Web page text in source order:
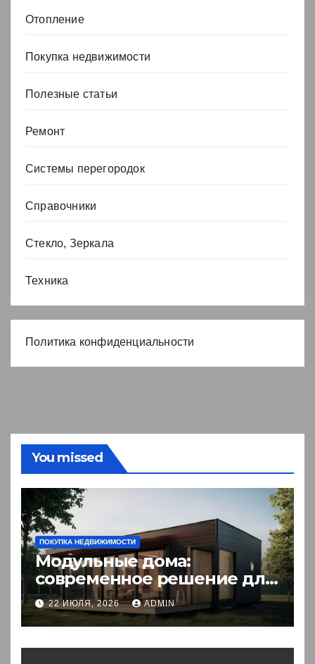
Отопление
Покупка недвижимости
Полезные статьи
Ремонт
Системы перегородок
Справочники
Стекло, Зеркала
Техника
Политика конфиденциальности
You missed
ПОКУПКА НЕДВИЖИМОСТИ
Модульные дома:
современное решение для
комфортного житья
22 ИЮЛЯ, 2026 ADMIN